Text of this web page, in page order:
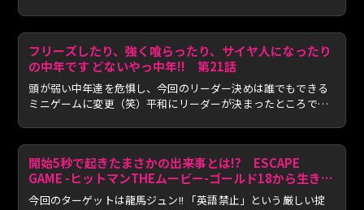
フリーズしたり、強く喰らったり、サイヤ人になったり
の中年です どないやっ中年!! 第21話
頭が弱い中年達を危惧し、今回のリーダー決めは誰でもできる
ミニゲームに変更（笑）平和にリーダーが決まったところで、
開始5秒で起きたまさかの出来事とは!? ESCAPE
GAME -ヒットマンTHEムービー-ゴールド18から生き残
れ 第41話
今回のターゲットは龍馬ジュン!! 「英語禁止」という厳しい掟